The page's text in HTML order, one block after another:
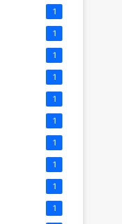
1
1
1
1
1
1
1
1
1
1